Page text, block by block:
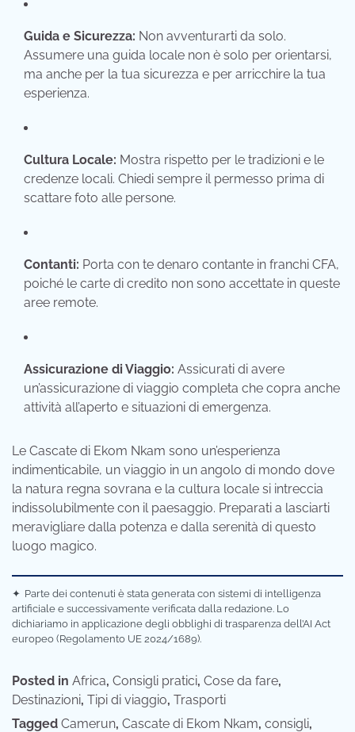
Guida e Sicurezza: Non avventurarti da solo.
Assumere una guida locale non è solo per orientarsi,
ma anche per la tua sicurezza e per arricchire la tua
esperienza.
Cultura Locale: Mostra rispetto per le tradizioni e le
credenze locali. Chiedi sempre il permesso prima di
scattare foto alle persone.
Contanti: Porta con te denaro contante in franchi CFA,
poiché le carte di credito non sono accettate in queste
aree remote.
Assicurazione di Viaggio: Assicurati di avere
un’assicurazione di viaggio completa che copra anche
attività all’aperto e situazioni di emergenza.
Le Cascate di Ekom Nkam sono un’esperienza
indimenticabile, un viaggio in un angolo di mondo dove
la natura regna sovrana e la cultura locale si intreccia
indissolubilmente con il paesaggio. Preparati a lasciarti
meravigliare dalla potenza e dalla serenità di questo
luogo magico.
✦ Parte dei contenuti è stata generata con sistemi di intelligenza
artificiale e successivamente verificata dalla redazione. Lo
dichiariamo in applicazione degli obblighi di trasparenza dell’AI Act
europeo (Regolamento UE 2024/1689).
Posted in Africa, Consigli pratici, Cose da fare,
Destinazioni, Tipi di viaggio, Trasporti
Tagged Camerun, Cascate di Ekom Nkam, consigli,